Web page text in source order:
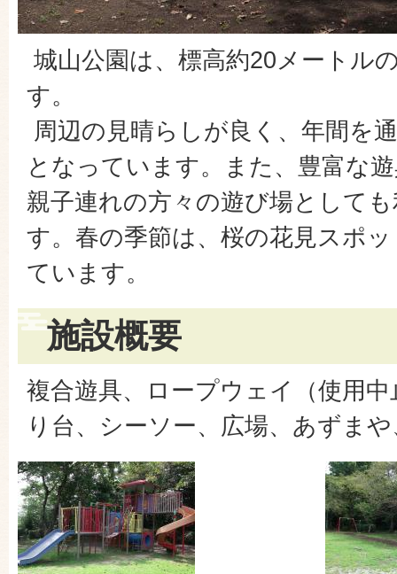
城山公園は、標高約20メートル
す。
周辺の見晴らしが良く、年間を
となっています。また、豊富な
親子連れの方々の遊び場として
す。春の季節は、桜の花見スポ
ています。
施設概要
複合遊具、ロープウェイ（使用
り台、シーソー、広場、あずま